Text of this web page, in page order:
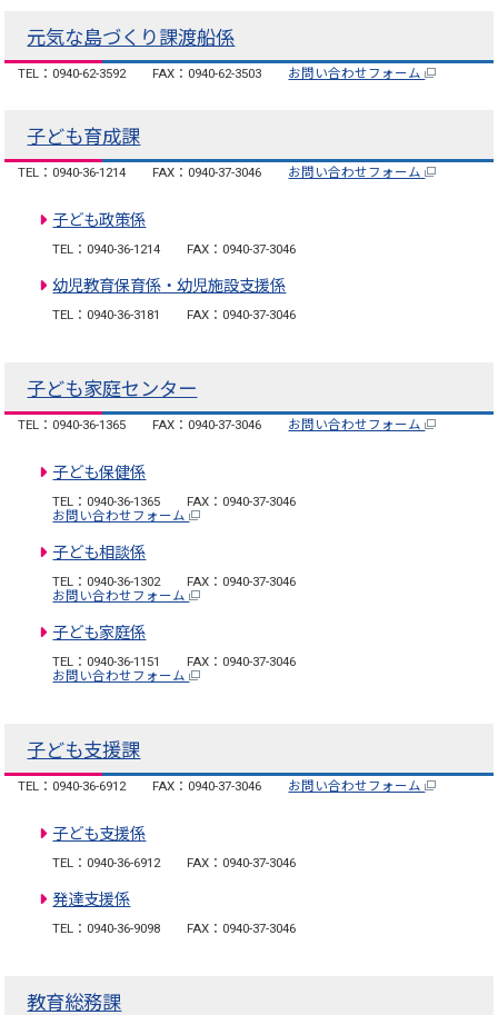
元気な島づくり課渡船係
TEL：0940-62-3592 FAX：0940-62-3503 お問い合わせフォーム
子ども育成課
TEL：0940-36-1214 FAX：0940-37-3046 お問い合わせフォーム
子ども政策係
TEL：0940-36-1214 FAX：0940-37-3046
幼児教育保育係・幼児施設支援係
TEL：0940-36-3181 FAX：0940-37-3046
子ども家庭センター
TEL：0940-36-1365 FAX：0940-37-3046 お問い合わせフォーム
子ども保健係
TEL：0940-36-1365
FAX：0940-37-3046
お問い合わせフォーム
子ども相談係
TEL：0940-36-1302
FAX：0940-37-3046
お問い合わせフォーム
子ども家庭係
TEL：0940-36-1151
FAX：0940-37-3046
お問い合わせフォーム
子ども支援課
TEL：0940-36-6912 FAX：0940-37-3046 お問い合わせフォーム
子ども支援係
TEL：0940-36-6912 FAX：0940-37-3046
発達支援係
TEL：0940-36-9098 FAX：0940-37-3046
教育総務課